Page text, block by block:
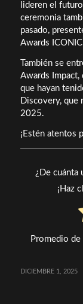
lideren el
ceremonia
pasado,
Awards
También se
Awards Impact,
que hayan
Discovery, que
2025.
¡Estén atentos
¿De cuánta
¡Haz
Promedio
DICIEMBRE 1, 2025